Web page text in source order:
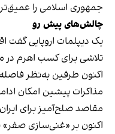
جمهوری اسلامی را
چالش‌های پیش رو
یک دیپلمات اروپایی گفت
تلاشی برای کسب اهرم در
اکنون طرفین به‌نظر
مذاکرات پیشین امکان
مقاصد صلح‌آمیز برای
اکنون بر «غنی‌سازی صفر»